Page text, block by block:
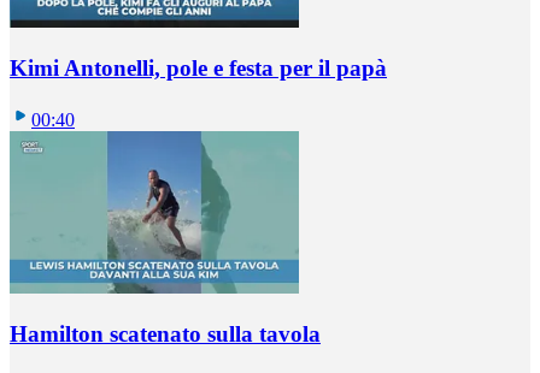
Kimi Antonelli, pole e festa per il papà
00:40
Hamilton scatenato sulla tavola